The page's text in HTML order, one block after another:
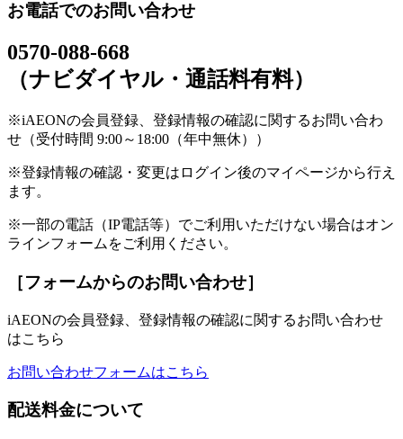
お電話でのお問い合わせ
0570-088-668
（ナビダイヤル・通話料有料）
※iAEONの会員登録、登録情報の確認に関するお問い合わ
せ（受付時間 9:00～18:00（年中無休））
※登録情報の確認・変更はログイン後のマイページから行え
ます。
※一部の電話（IP電話等）でご利用いただけない場合はオン
ラインフォームをご利用ください。
［フォームからのお問い合わせ］
iAEONの会員登録、登録情報の確認に関するお問い合わせ
はこちら
お問い合わせフォームはこちら
配送料金について